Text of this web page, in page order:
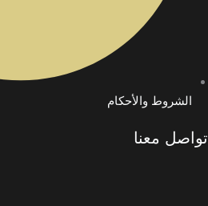
الشروط والأحكام
تواصل معنا